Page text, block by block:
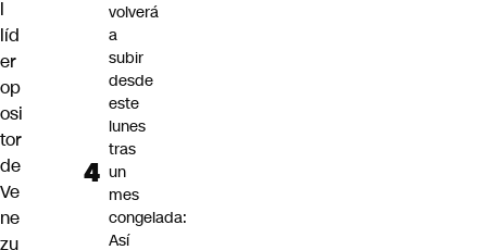
l
líd
er
op
osi
tor
de
Ve
ne
zu
volverá
a
subir
desde
este
lunes
tras
un
mes
congelada:
Así